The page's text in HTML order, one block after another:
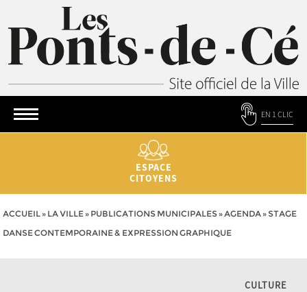
EN 1 CLIC
ESPACE
CITOYENS
ACCUEIL» LA VILLE» PUBLICATIONS MUNICIPALES»AGENDA» STAGE
DANSE CONTEMPORAINE & EXPRESSION GRAPHIQUE
CULTURE